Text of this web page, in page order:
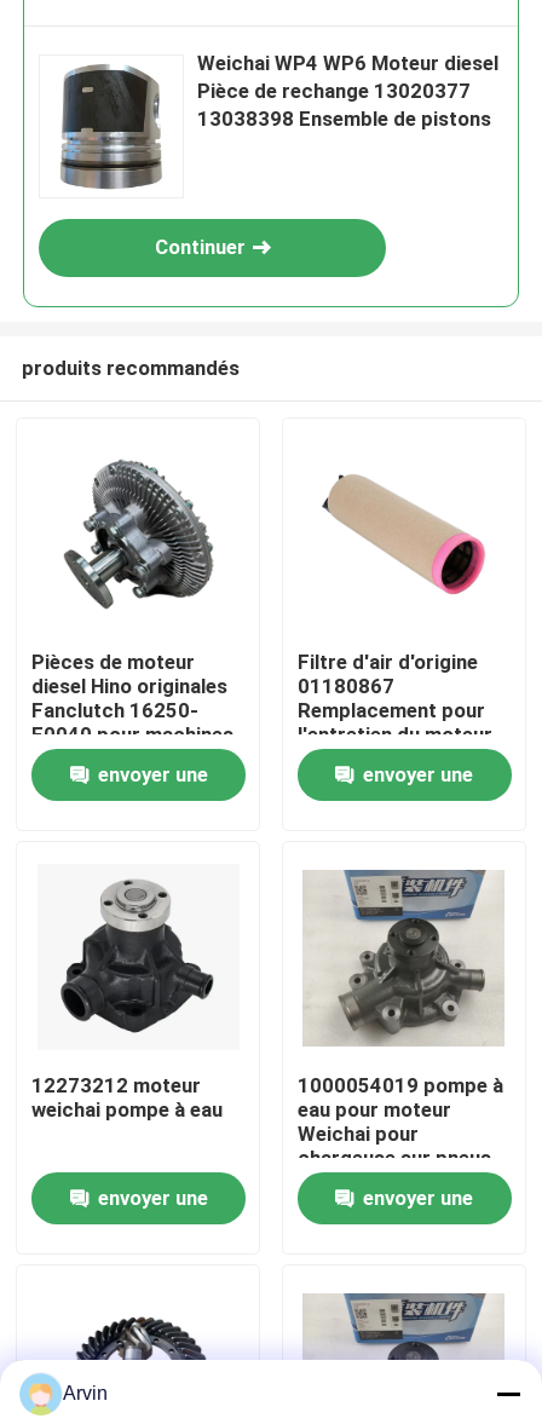
Aperçu
Produits
A propos de nous
Visite d'usine
Contrôle de la qualité
Contact
nouvelles
Pièces de rechange de Liugong
Pièces de rechange Cummins
Weichai WP4 WP6 Moteur diesel
Pièce de rechange 13020377
13038398 Ensemble de pistons
Continuer
produits recommandés
Pièces de moteur
diesel Hino originales
Fanclutch 16250-
E0040 pour machines
de construction
envoyer une
Filtre d'air d'origine
01180867
Remplacement pour
l'entretien du moteur
diesel Deutz
envoyer une
12273212 moteur
weichai pompe à eau
envoyer une
1000054019 pompe à
eau pour moteur
Weichai pour
chargeuse sur pneus
SDLG LG936/LG956
envoyer une
Arvin